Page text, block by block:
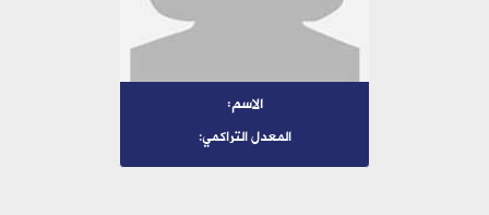
الاسم:
المعدل التراكمي: